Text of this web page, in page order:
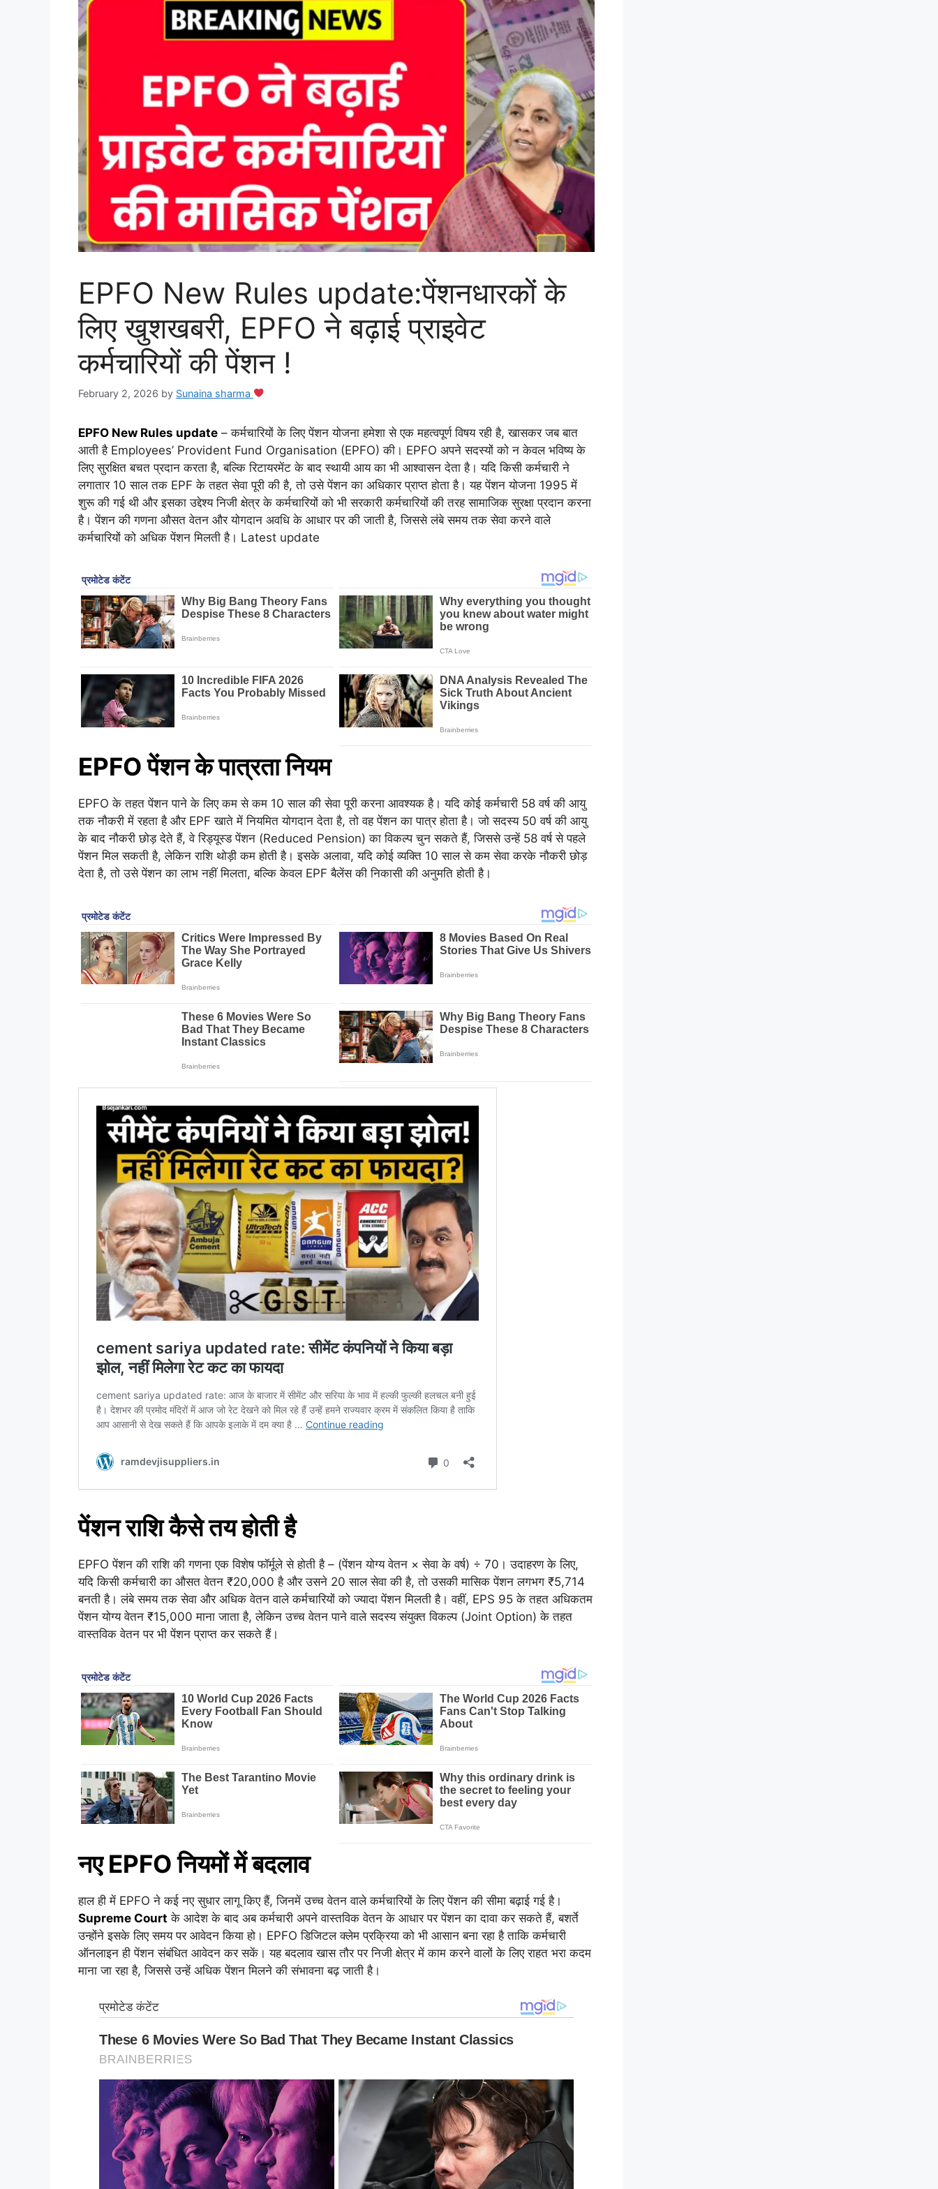
EPFO New Rules update:पेंशनधारकों के
लिए खुशखबरी, EPFO ने बढ़ाई प्राइवेट
कर्मचारियों की पेंशन !
February 2, 2026 by Sunaina sharma
EPFO New Rules update – कर्मचारियों के लिए पेंशन योजना हमेशा से एक महत्वपूर्ण विषय रही है, खासकर जब बात
आती है Employees’ Provident Fund Organisation (EPFO) की। EPFO अपने सदस्यों को न केवल भविष्य के
लिए सुरक्षित बचत प्रदान करता है, बल्कि रिटायरमेंट के बाद स्थायी आय का भी आश्वासन देता है। यदि किसी कर्मचारी ने
लगातार 10 साल तक EPF के तहत सेवा पूरी की है, तो उसे पेंशन का अधिकार प्राप्त होता है। यह पेंशन योजना 1995 में
शुरू की गई थी और इसका उद्देश्य निजी क्षेत्र के कर्मचारियों को भी सरकारी कर्मचारियों की तरह सामाजिक सुरक्षा प्रदान करना
है। पेंशन की गणना औसत वेतन और योगदान अवधि के आधार पर की जाती है, जिससे लंबे समय तक सेवा करने वाले
कर्मचारियों को अधिक पेंशन मिलती है। Latest update
EPFO पेंशन के पात्रता नियम
EPFO के तहत पेंशन पाने के लिए कम से कम 10 साल की सेवा पूरी करना आवश्यक है। यदि कोई कर्मचारी 58 वर्ष की आयु
तक नौकरी में रहता है और EPF खाते में नियमित योगदान देता है, तो वह पेंशन का पात्र होता है। जो सदस्य 50 वर्ष की आयु
के बाद नौकरी छोड़ देते हैं, वे रिड्यूस्ड पेंशन (Reduced Pension) का विकल्प चुन सकते हैं, जिससे उन्हें 58 वर्ष से पहले
पेंशन मिल सकती है, लेकिन राशि थोड़ी कम होती है। इसके अलावा, यदि कोई व्यक्ति 10 साल से कम सेवा करके नौकरी छोड़
देता है, तो उसे पेंशन का लाभ नहीं मिलता, बल्कि केवल EPF बैलेंस की निकासी की अनुमति होती है।
पेंशन राशि कैसे तय होती है
EPFO पेंशन की राशि की गणना एक विशेष फॉर्मूले से होती है – (पेंशन योग्य वेतन × सेवा के वर्ष) ÷ 70। उदाहरण के लिए,
यदि किसी कर्मचारी का औसत वेतन ₹20,000 है और उसने 20 साल सेवा की है, तो उसकी मासिक पेंशन लगभग ₹5,714
बनती है। लंबे समय तक सेवा और अधिक वेतन वाले कर्मचारियों को ज्यादा पेंशन मिलती है। वहीं, EPS 95 के तहत अधिकतम
पेंशन योग्य वेतन ₹15,000 माना जाता है, लेकिन उच्च वेतन पाने वाले सदस्य संयुक्त विकल्प (Joint Option) के तहत
वास्तविक वेतन पर भी पेंशन प्राप्त कर सकते हैं।
नए EPFO नियमों में बदलाव
हाल ही में EPFO ने कई नए सुधार लागू किए हैं, जिनमें उच्च वेतन वाले कर्मचारियों के लिए पेंशन की सीमा बढ़ाई गई है।
Supreme Court के आदेश के बाद अब कर्मचारी अपने वास्तविक वेतन के आधार पर पेंशन का दावा कर सकते हैं, बशर्ते
उन्होंने इसके लिए समय पर आवेदन किया हो। EPFO डिजिटल क्लेम प्रक्रिया को भी आसान बना रहा है ताकि कर्मचारी
ऑनलाइन ही पेंशन संबंधित आवेदन कर सकें। यह बदलाव खास तौर पर निजी क्षेत्र में काम करने वालों के लिए राहत भरा कदम
माना जा रहा है, जिससे उन्हें अधिक पेंशन मिलने की संभावना बढ़ जाती है।